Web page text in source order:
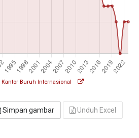
Kantor Buruh Internasional
Simpan gambar Unduh Excel